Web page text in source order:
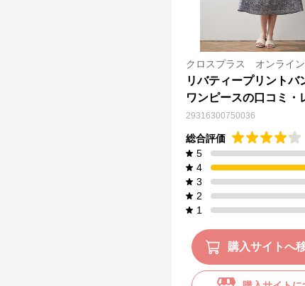
クロスプラス オンライ
リバティープリントバ
ワンピースの口コミ・
29316300750036
総合評価
5
4
3
2
1
購入サイトへ